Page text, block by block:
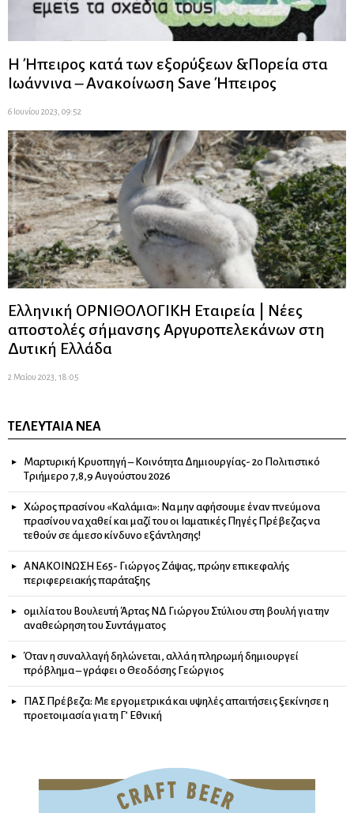
Η Ήπειρος κατά των εξορύξεων &Πορεία στα
Ιωάννινα – Ανακοίνωση Save Ήπειρος
6 Ιουνίου 2023, 09:52
Ελληνική ΟΡΝΙΘΟΛΟΓΙΚΗ Εταιρεία | Νέες
αποστολές σήμανσης Αργυροπελεκάνων στη
Δυτική Ελλάδα
2 Μαΐου 2023, 18:05
ΤΕΛΕΥΤΑΊΑ ΝΈΑ
Μαρτυρική Κρυοπηγή – Κοινότητα Δημιουργίας- 2ο Πολιτιστικό
Τριήμερο 7,8,9 Αυγούστου 2026
Χώρος πρασίνου «Καλάμια»: Να μην αφήσουμε έναν πνεύμονα
πρασίνου να χαθεί και μαζί του οι Ιαματικές Πηγές Πρέβεζας να
τεθούν σε άμεσο κίνδυνο εξάντλησης!
ΑΝΑΚΟΙΝΩΣΗ Ε65- Γιώργος Ζάψας, πρώην επικεφαλής
περιφερειακής παράταξης
ομιλία του Βουλευτή Άρτας ΝΔ Γιώργου Στύλιου στη βουλή για την
αναθεώρηση του Συντάγματος
Όταν η συναλλαγή δηλώνεται, αλλά η πληρωμή δημιουργεί
πρόβλημα – γράφει ο Θεοδόσης Γεώργιος
ΠΑΣ Πρέβεζα: Με εργομετρικά και υψηλές απαιτήσεις ξεκίνησε η
προετοιμασία για τη Γ’ Εθνική